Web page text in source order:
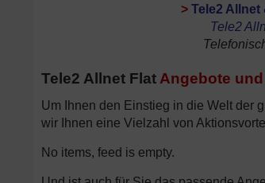
> Tele2 Allnet
Tele2
Tele2 Allnet Flat Angebote
Um Ihnen den Einstieg in die Welt der
wir Ihnen eine Vielzahl von
No items, feed is empty.